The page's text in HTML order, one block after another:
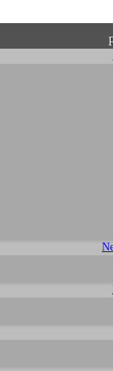
dieser
auch mit
von
gemäß